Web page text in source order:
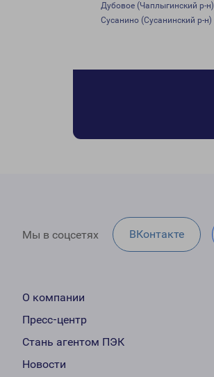
Дубовое (Чаплыгинский р-н)
Сусанино (Сусанинский р-н)
Мы в соцсетях ВКонтакте
О компании
Пресс-центр
Стань агентом ПЭК
Новости